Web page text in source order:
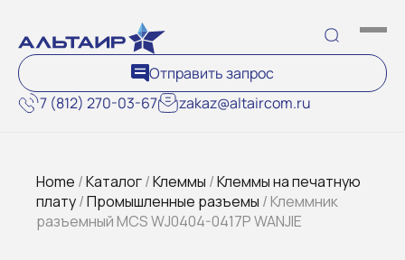
7 (812) 270-03-67 zakaz@altaircom.ru
Отправить запрос
Home /Каталог/Клеммы /Клеммы на печатную
плату/Промышленные разъемы / Клеммник
разъемный MCS WJ0404-0417P WANJIE